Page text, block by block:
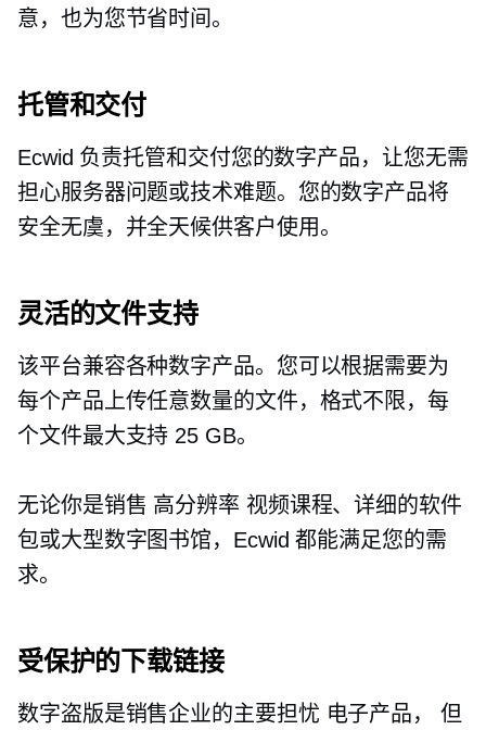
意，也为您节省时间。
托管和交付
Ecwid 负责托管和交付您的数字产品，让您无需
担心服务器问题或技术难题。您的数字产品将
安全无虞，并全天候供客户使用。
灵活的文件支持
该平台兼容各种数字产品。您可以根据需要为
每个产品上传任意数量的文件，格式不限，每
个文件最大支持 25 GB。
无论你是销售 高分辨率 视频课程、详细的软件
包或大型数字图书馆，Ecwid 都能满足您的需
求。
受保护的下载链接
数字盗版是销售企业的主要担忧 电子产品， 但